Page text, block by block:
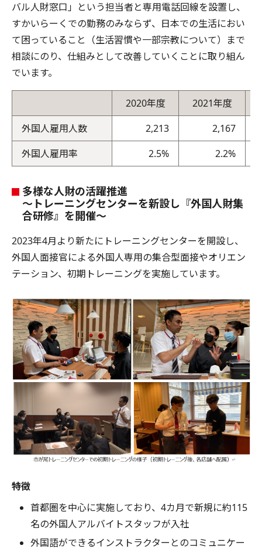
バル人財窓口」という担当者と専用電話回線を設置し、
すかいらーくでの勤務のみならず、日本での生活におい
て困っていること（生活習慣や一部宗教について）まで
相談にのり、仕組みとして改善していくことに取り組ん
でいます。
2020年度 2021年度
外国人雇用人数
2,213
2,167
外国人雇用率
2.5% 2.2%
多様な人財の活躍推進
～トレーニングセンターを新設し『外国人財集
合研修』を開催～
2023年4月より新たにトレーニングセンターを開設し、
外国人面接官による外国人専用の集合型面接やオリエン
テーション、初期トレーニングを実施しています。
特徴
首都圏を中心に実施しており、4カ月で新規に約115
名の外国人アルバイトスタッフが入社
外国語ができるインストラクターとのコミュニケー